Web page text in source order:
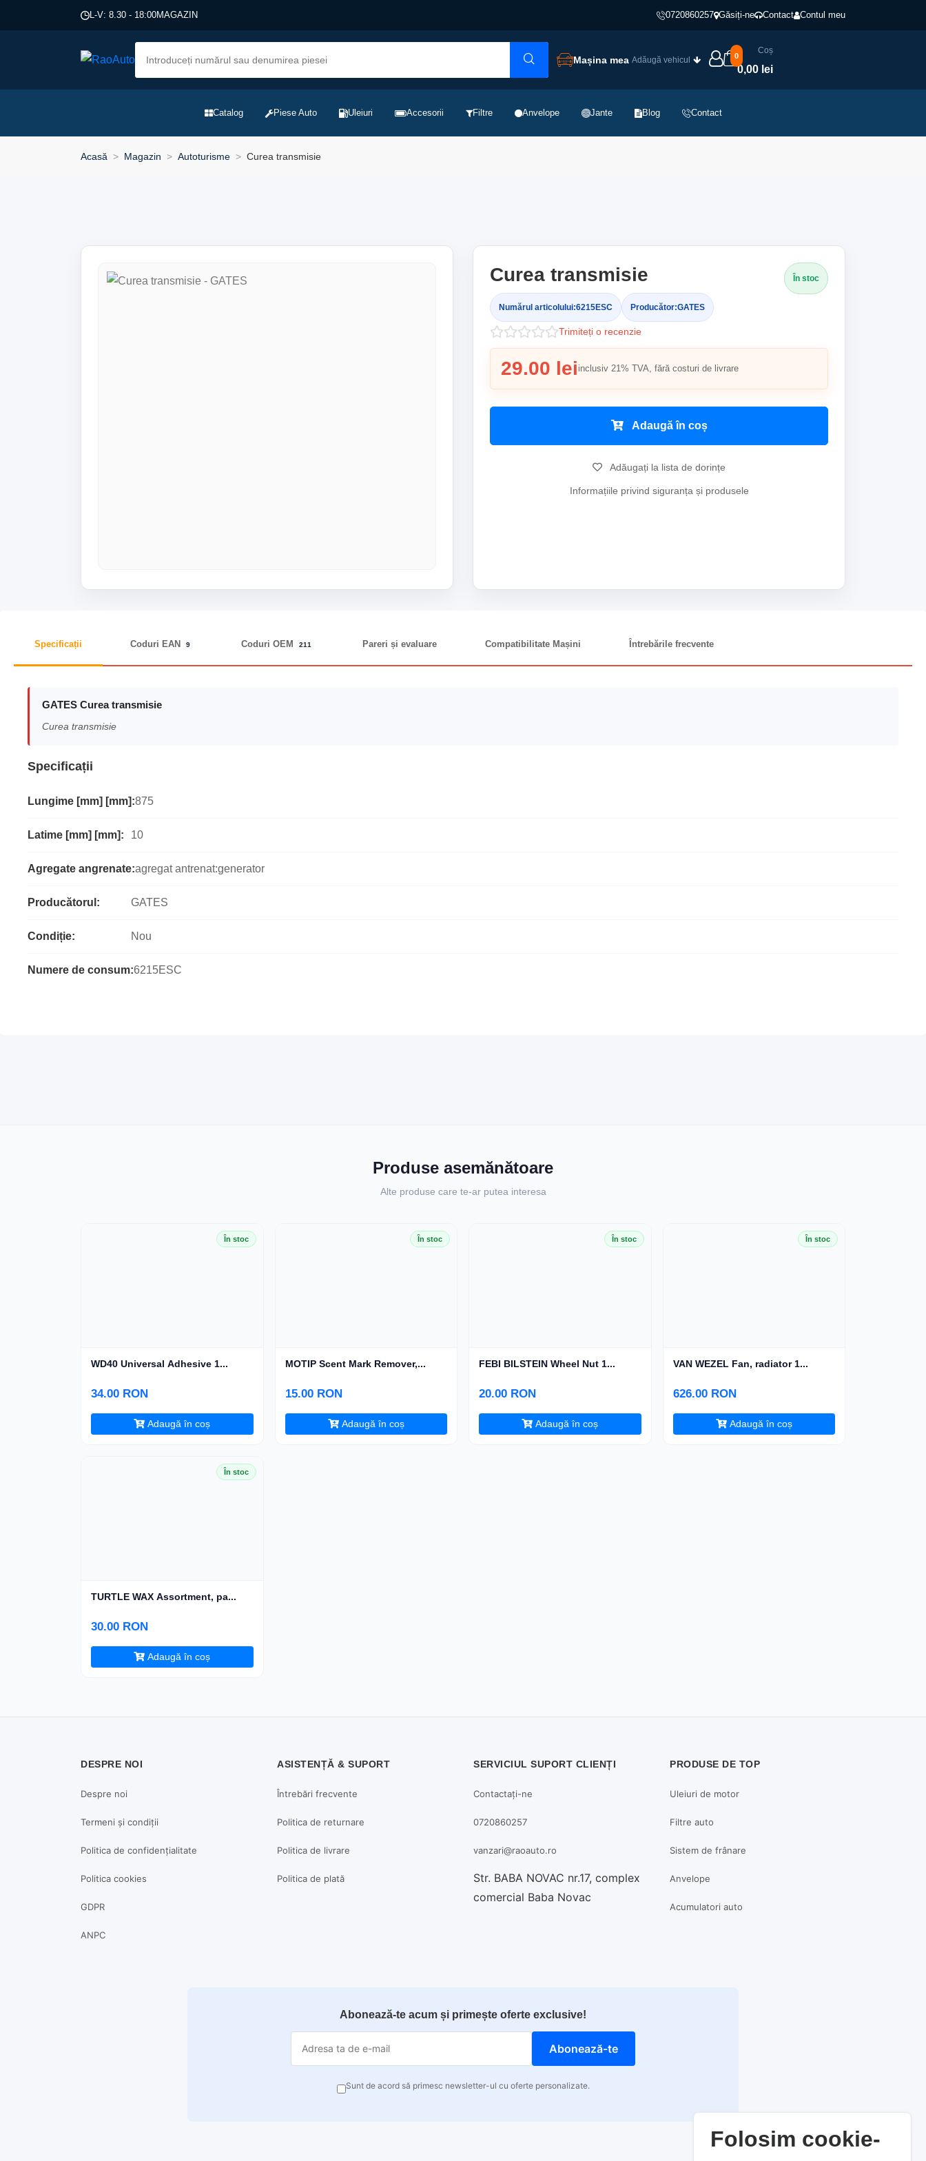
L-V: 8.30 - 18:00MAGAZIN 0720860257 Găsiți-ne Contact Contul meu
Mașina mea Adăugă vehicul 0
Coș
0,00 lei
Catalog Piese Auto Uleiuri Accesorii Filtre Anvelope Jante Blog Contact
Acasă Magazin Autoturisme Curea transmisie
Curea transmisie
Numărul articolului:6215ESC Producător:GATES
În stoc
Trimiteți o recenzie
29.00 lei inclusiv 21% TVA, fără costuri de livrare
Adaugă în coș
Adăugați la lista de dorințe
Informațiile privind siguranța și produsele
Specificații Coduri EAN 9 Coduri OEM 211 Pareri și evaluare Compatibilitate Mașini Întrebările frecvente
GATES Curea transmisie
Curea transmisie
Specificații
Lungime [mm] [mm]:875
Latime [mm] [mm]: 10
Agregate angrenate:agregat antrenat:generator
Producătorul: GATES
Condiție: Nou
Numere de consum:6215ESC
Produse asemănătoare
Alte produse care te-ar putea interesa
În stoc
WD40 Universal Adhesive 1...
34.00 RON
Adaugă în coș
În stoc
MOTIP Scent Mark Remover,...
15.00 RON
Adaugă în coș
În stoc
FEBI BILSTEIN Wheel Nut 1...
20.00 RON
Adaugă în coș
În stoc
VAN WEZEL Fan, radiator 1...
626.00 RON
Adaugă în coș
În stoc
TURTLE WAX Assortment, pa...
30.00 RON
Adaugă în coș
DESPRE NOI
Despre noi
Termeni și condiții
Politica de confidențialitate
Politica cookies
GDPR
ANPC
ASISTENȚĂ & SUPORT
Întrebări frecvente
Politica de returnare
Politica de livrare
Politica de plată
SERVICIUL SUPORT CLIENȚI
Contactați-ne
0720860257
vanzari@raoauto.ro
Str. BABA NOVAC nr.17, complex
comercial Baba Novac
PRODUSE DE TOP
Uleiuri de motor
Filtre auto
Sistem de frânare
Anvelope
Acumulatori auto
Abonează-te acum și primește oferte exclusive!
Abonează-te
Sunt de acord să primesc newsletter-ul cu oferte personalizate.
Folosim cookie-